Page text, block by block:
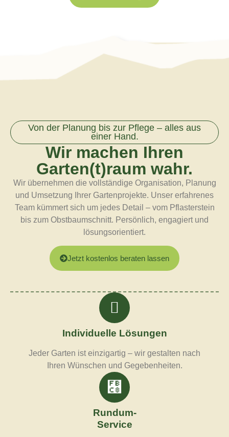
Von der Planung bis zur Pflege – alles aus
einer Hand.
Wir machen Ihren
Garten(t)raum wahr.
Wir übernehmen die vollständige Organisation, Planung
und Umsetzung Ihrer Gartenprojekte. Unser erfahrenes
Team kümmert sich um jedes Detail – vom Pflasterstein
bis zum Obstbaumschnitt. Persönlich, engagiert und
lösungsorientiert.
Jetzt kostenlos beraten lassen
Individuelle Lösungen
Jeder Garten ist einzigartig – wir gestalten nach
Ihren Wünschen und Gegebenheiten.
Rundum-
Service